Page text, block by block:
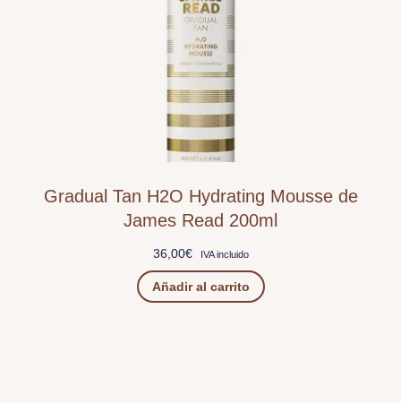
Gradual Tan H2O Hydrating Mousse de
James Read 200ml
36,00€ IVA incluido
Añadir al carrito